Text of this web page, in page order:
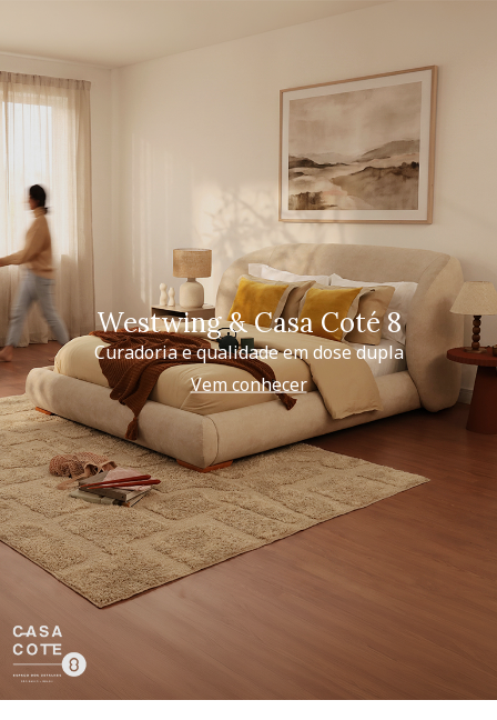
Westwing & Casa Coté 8
Curadoria e qualidade em dose dupla
Vem conhecer